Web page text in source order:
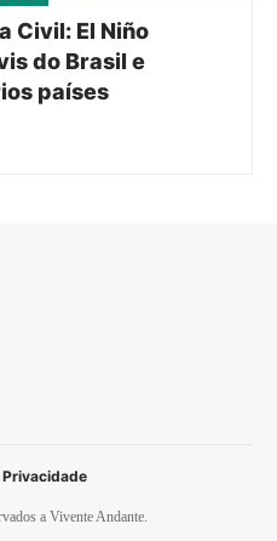
Civil: El Niño
do Brasil e
países
a Vivente Andante.